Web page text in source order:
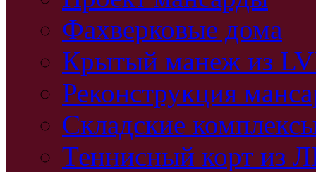
Фахверковые дома
Крытый манеж из
Реконструкция
Складские
Теннисный корт из